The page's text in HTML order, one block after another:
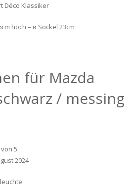
Déco Klassiker
hoch – ø Sockel 23cm
für Mazda
/ messing
von 5
2024